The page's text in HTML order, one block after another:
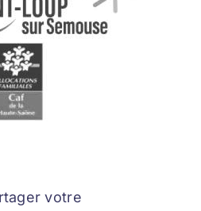
votre